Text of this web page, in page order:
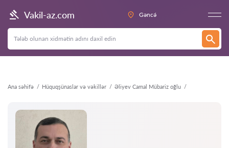
Vakil-az.com Gəncə́
Ana səhifə Hüquqşünaslar və vəkillər Əliyev Camal Mübariz oğlu
Geri